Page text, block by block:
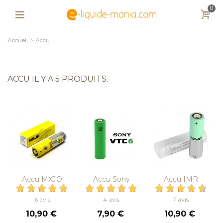
0
Accueil > Accu
ACCU IL Y A 5 PRODUITS.
Accu MXJO
18650 35A
3000 mAh
6 avis
10,90 €
Accu Sony
VTC6 18650
30A 3000
mAh
4 avis
7,90 €
Accu IMR
MXJO 18650
20A 3500 mAh
7 avis
10,90 €